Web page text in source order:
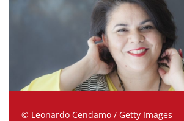
© Leonardo Cendamo / Getty Images